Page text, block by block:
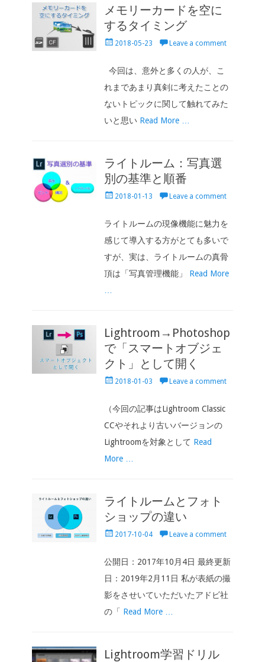
メモリーカードを空に
するタイミング
Posted2018-05-23 Leave a comment
今回は、意外と多くの人が、こ
れまであまり真剣に考えたことの
ないトピックに関して触れてみた
いと思い Read More …
ライトルーム：写真選
別の基準と順番
Posted2018-01-13 Leave a comment
ライトルームの現像機能に魅力を
感じて導入する方がとても多いで
すが、実は、ライトルームの真骨
頂は「写真管理機能」 Read More
Lightroom→Photoshop
で「スマートオブジェ
クト」として開く
Posted2018-01-03 Leave a comment
（今回の記事はLightroom Classic
CCやそれより古いバージョンの
Lightroomを対象として Read
More …
ライトルームとフォト
ショップの違い
Posted2017-10-04 Leave a comment
公開日：2017年10月4日 最終更新
日：2019年2月11日 私が表紙の撮
影をさせいていただいたアドビ社
の「 Read More …
Lightroom学習ドリル